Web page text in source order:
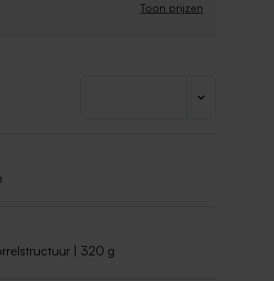
Toon prijzen
| 320 g